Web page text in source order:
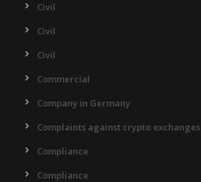
Civil
Civil
Civil
Commercial
Company in Germany
Complaints against crypto exchanges
Compliance
Compliance